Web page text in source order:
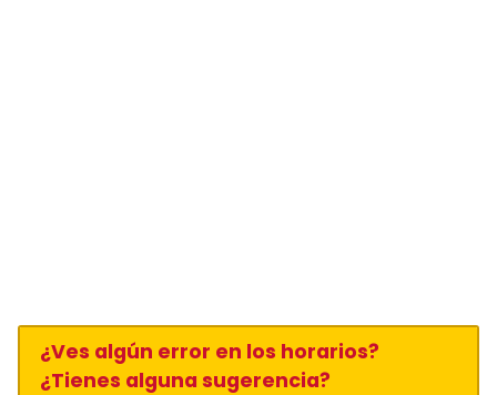
¿Ves algún error en los horarios?
¿Tienes alguna sugerencia?